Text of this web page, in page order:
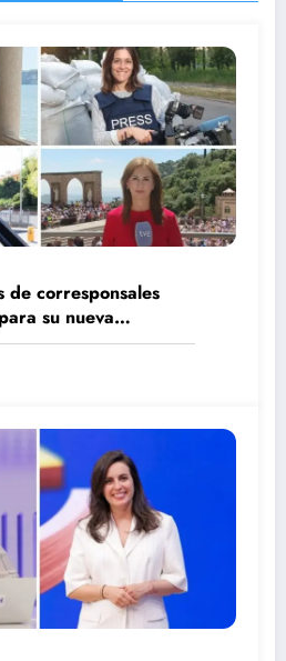
de corresponsales
su nueva